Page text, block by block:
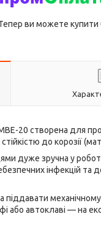
ви можете
20 створена для
до корозії
дуже зручна у
інфекцій
або автоклаві — на